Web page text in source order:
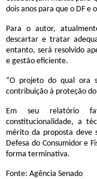
dois anos para que o DF e
Para o autor,
descartar e tratar
entanto, será resolvido
e gestão eficiente.
“O projeto do qual ora
contribuição à proteção
Em seu relatório
constitucionalidade, a
mérito da proposta deve
Defesa do Consumidor e
forma terminativa.
Fonte: Agência Senado